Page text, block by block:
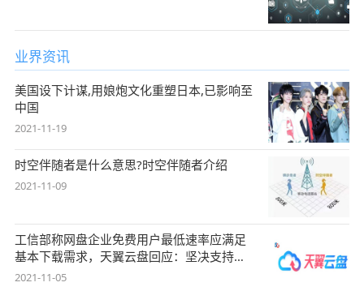
业界资讯
美国设下计谋,用娘炮文化重塑日本,已影响至
中国
2021-11-19
时空伴随者是什么意思?时空伴随者介绍
2021-11-09
工信部称网盘企业免费用户最低速率应满足
基本下载需求，天翼云盘回应：坚决支持，
始终
2021-11-05